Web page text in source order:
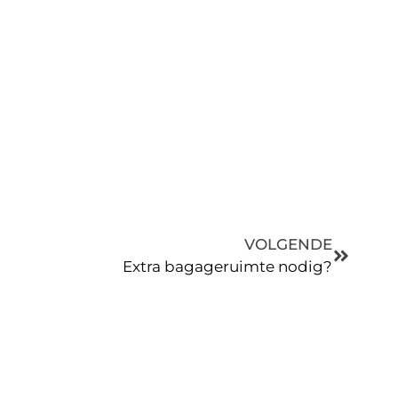
VOLGENDE
Extra bagageruimte nodig?